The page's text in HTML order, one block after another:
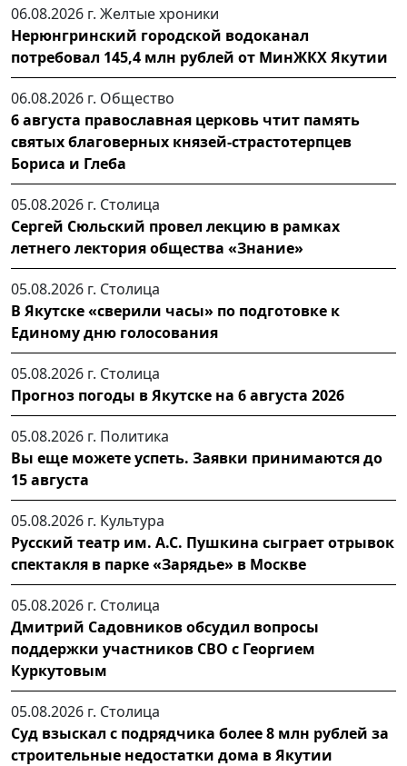
06.08.2026 г. Желтые хроники
Нерюнгринский городской водоканал
потребовал 145,4 млн рублей от МинЖКХ Якутии
06.08.2026 г. Общество
6 августа православная церковь чтит память
святых благоверных князей-страстотерпцев
Бориса и Глеба
05.08.2026 г. Столица
Сергей Сюльский провел лекцию в рамках
летнего лектория общества «Знание»
05.08.2026 г. Столица
В Якутске «сверили часы» по подготовке к
Единому дню голосования
05.08.2026 г. Столица
Прогноз погоды в Якутске на 6 августа 2026
05.08.2026 г. Политика
Вы еще можете успеть. Заявки принимаются до
15 августа
05.08.2026 г. Культура
Русский театр им. А.С. Пушкина сыграет отрывок
спектакля в парке «Зарядье» в Москве
05.08.2026 г. Столица
Дмитрий Садовников обсудил вопросы
поддержки участников СВО с Георгием
Куркутовым
05.08.2026 г. Столица
Суд взыскал с подрядчика более 8 млн рублей за
строительные недостатки дома в Якутии